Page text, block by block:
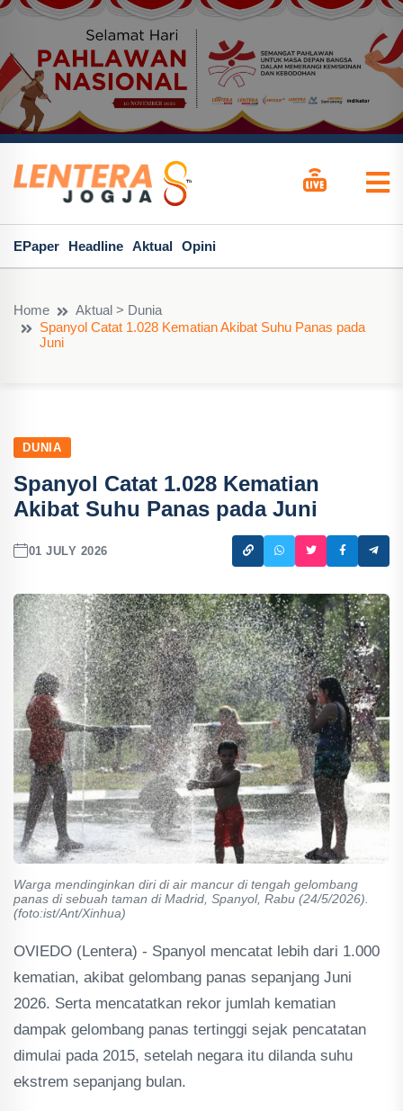
EPaper Headline Aktual Opini
Home
Aktual > Dunia
Spanyol Catat 1.028 Kematian Akibat Suhu Panas pada
Juni
DUNIA
Spanyol Catat 1.028 Kematian
Akibat Suhu Panas pada Juni
01 JULY 2026
Warga mendinginkan diri di air mancur di tengah gelombang
panas di sebuah taman di Madrid, Spanyol, Rabu (24/5/2026).
(foto:ist/Ant/Xinhua)
OVIEDO (Lentera) - Spanyol mencatat lebih dari 1.000
kematian, akibat gelombang panas sepanjang Juni
2026. Serta mencatatkan rekor jumlah kematian
dampak gelombang panas tertinggi sejak pencatatan
dimulai pada 2015, setelah negara itu dilanda suhu
ekstrem sepanjang bulan.